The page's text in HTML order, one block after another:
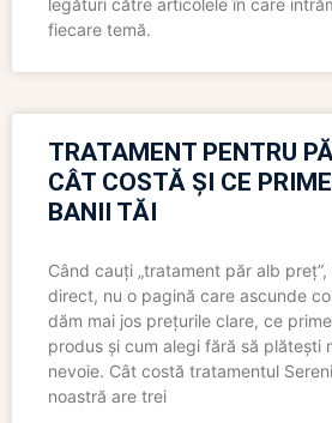
legături către articolele în care
fiecare temă.
TRATAMENT PENTRU
CÂT COSTĂ ȘI CE
BANII TĂI
Când cauți „tratament păr alb
direct, nu o pagină care ascunde
dăm mai jos prețurile clare, ce
produs și cum alegi fără să plătești
nevoie. Cât costă tratamentul
noastră are trei